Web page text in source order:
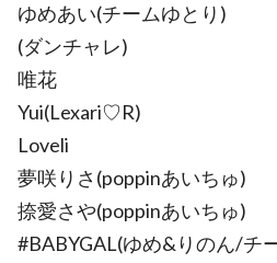
ゆめあい(チームゆとり)
(ダンチャレ)
唯花
Yui(Lexari♡R)
Loveli
夢咲りさ(poppinあいちゅ)
捺愛さや(poppinあいちゅ)
#BABYGAL(ゆめ&りのん/チ